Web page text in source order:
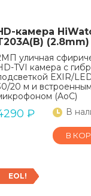
камера
(2.8mm)
уличная
TVI камера с
EXIR/
20 м и встроенным
(AoC)
₽ В
В
EOL!